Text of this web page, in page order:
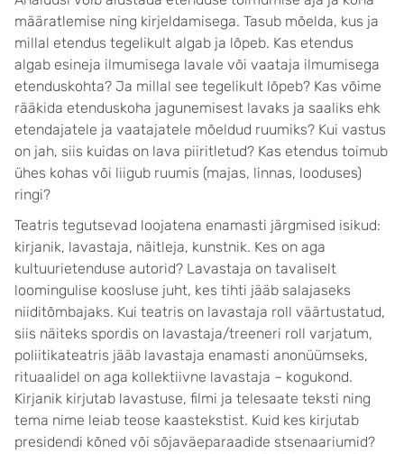
määratlemise ning kirjeldamisega. Tasub mõelda, kus ja
millal etendus tegelikult algab ja lõpeb. Kas etendus
algab esineja ilmumisega lavale või vaataja ilmumisega
etenduskohta? Ja millal see tegelikult lõpeb? Kas võime
rääkida etenduskoha jagunemisest lavaks ja saaliks ehk
etendajatele ja vaatajatele mõeldud ruumiks? Kui vastus
on jah, siis kuidas on lava piiritletud? Kas etendus toimub
ühes kohas või liigub ruumis (majas, linnas, looduses)
ringi?
Teatris tegutsevad loojatena enamasti järgmised isikud:
kirjanik, lavastaja, näitleja, kunstnik. Kes on aga
kultuurietenduse autorid? Lavastaja on tavaliselt
loomingulise koosluse juht, kes tihti jääb salajaseks
niiditõmbajaks. Kui teatris on lavastaja roll väärtustatud,
siis näiteks spordis on lavastaja/treeneri roll varjatum,
poliitikateatris jääb lavastaja enamasti anonüümseks,
rituaalidel on aga kollektiivne lavastaja – kogukond.
Kirjanik kirjutab lavastuse, filmi ja telesaate teksti ning
tema nime leiab teose kaastekstist. Kuid kes kirjutab
presidendi kõned või sõjaväeparaadide stsenaariumid?